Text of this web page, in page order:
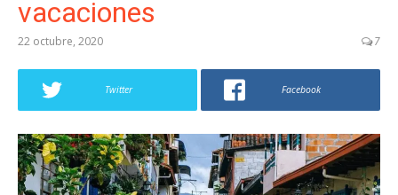
vacaciones
22 octubre, 2020 7
Twitter Facebook